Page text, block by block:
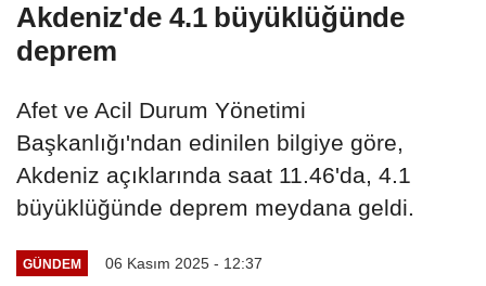
Akdeniz'de 4.1 büyüklüğünde
deprem
Afet ve Acil Durum Yönetimi
Başkanlığı'ndan edinilen bilgiye göre,
Akdeniz açıklarında saat 11.46'da, 4.1
büyüklüğünde deprem meydana geldi.
GÜNDEM 06 Kasım 2025 - 12:37